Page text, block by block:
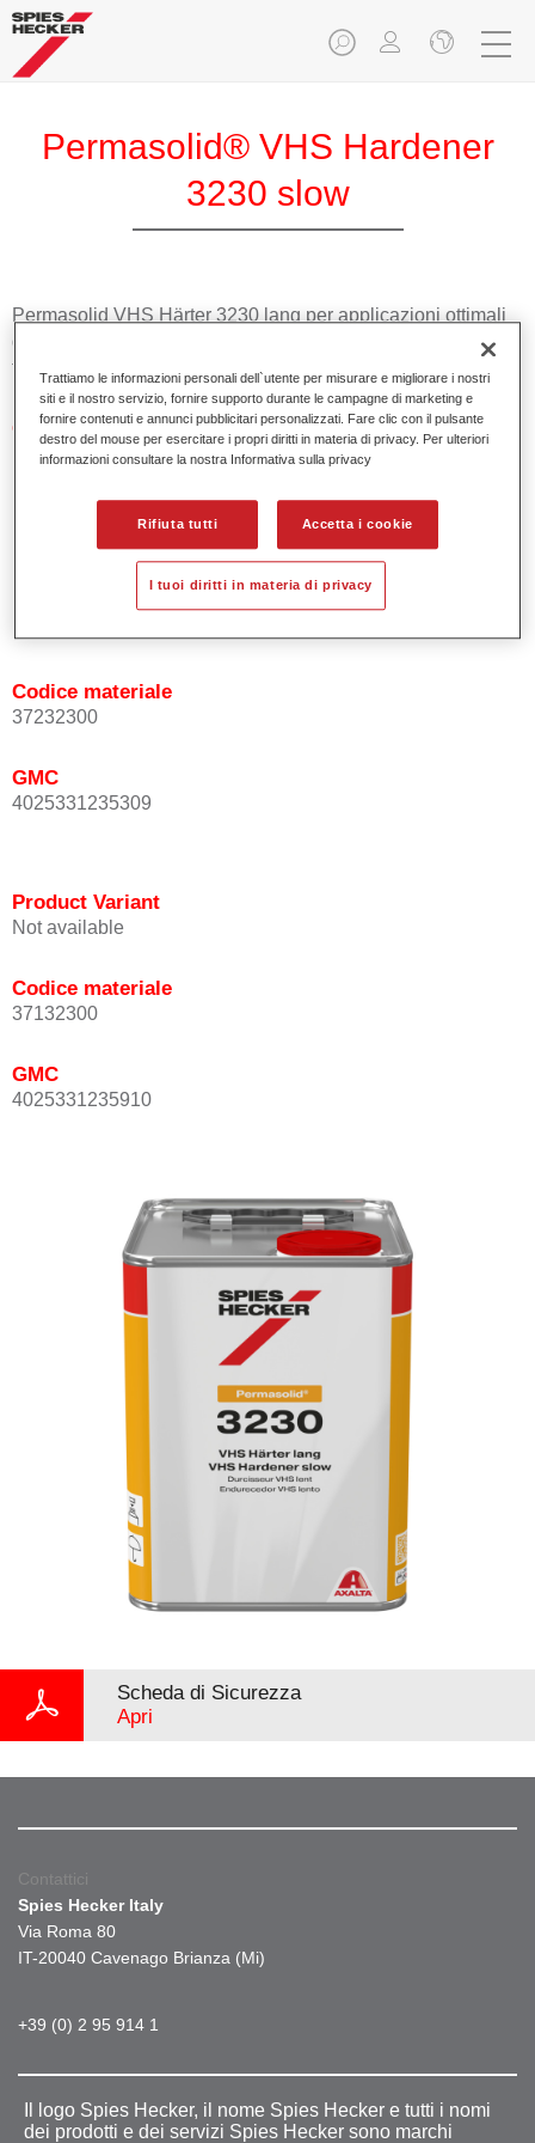
Permasolid® VHS Hardener
3230 slow
Permasolid VHS Härter 3230 lang per applicazioni ottimali
di fondi Permasolid HS Permasolid HS Autolack 275 e
trasparenti HS.
Caratteristiche del prodotto
Prodotto alto solido.
Adatto per riparazioni di pannelli e riverniciature totali
anche a temperature molto alte.
Product Variant
Codice materiale
37232300
GMC
4025331235309
Product Variant
Not available
Codice materiale
37132300
GMC
4025331235910
Scheda di Sicurezza
Apri
Contattici
Spies Hecker Italy
Via Roma 80
IT-20040 Cavenago Brianza (Mi)
+39 (0) 2 95 914 1
Il logo Spies Hecker, il nome Spies Hecker e tutti i nomi
dei prodotti e dei servizi Spies Hecker sono marchi
Trattiamo le informazioni personali dell`utente per misurare e migliorare i nostri
siti e il nostro servizio, fornire supporto durante le campagne di marketing e
fornire contenuti e annunci pubblicitari personalizzati. Fare clic con il pulsante
destro del mouse per esercitare i propri diritti in materia di privacy. Per ulteriori
informazioni consultare la nostra Informativa sulla privacy
Rifiuta tutti Accetta i cookie
I tuoi diritti in materia di privacy